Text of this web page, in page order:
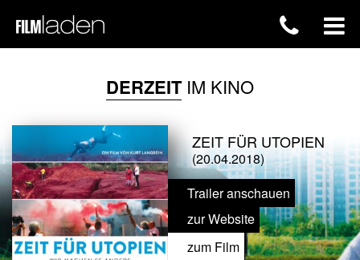
DERZEITIM KINO
ZEIT FÜR UTOPIEN
(20.04.2018)
Trailer anschauen
zur Website
zum Film